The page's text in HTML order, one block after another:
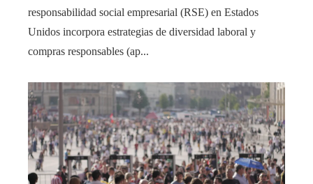
responsabilidad social empresarial (RSE) en Estados
Unidos incorpora estrategias de diversidad laboral y
compras responsables (ap...